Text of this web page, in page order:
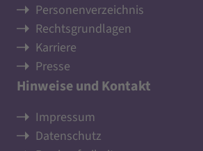
Personenverzeichnis
Rechtsgrundlagen
Karriere
Presse
Hinweise und Kontakt
Impressum
Datenschutz